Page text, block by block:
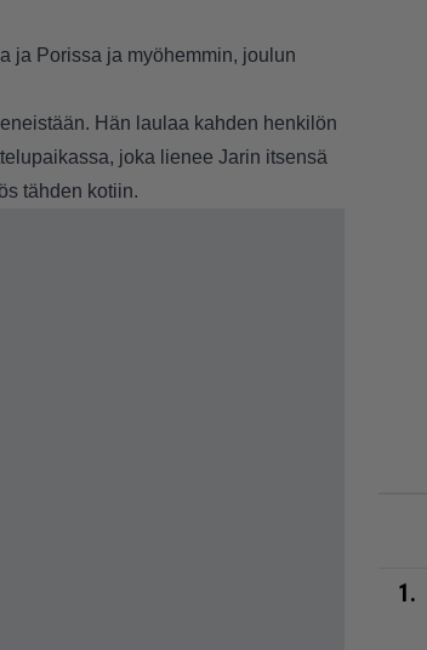
ja Porissa ja myöhemmin, joulun
Hän laulaa kahden henkilön
joka lienee Jarin itsensä
tähden kotiin.
1.